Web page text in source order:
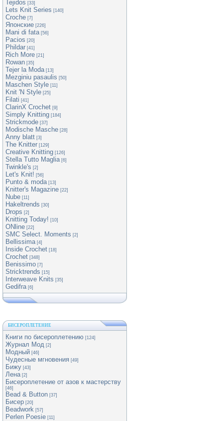
Tejidos [33]
Lets Knit Series [140]
Croche [7]
Японские [226]
Mani di fata [56]
Pacios [20]
Phildar [41]
Rich More [21]
Rowan [35]
Tejer la Moda [13]
Mezginiu pasaulis [50]
Maschen Style [11]
Knit 'N Style [25]
Filati [41]
ClarinX Crochet [9]
Simply Knitting [184]
Strickmode [37]
Modische Masche [28]
Anny blatt [3]
The Knitter [129]
Creative Knitting [126]
Stella Tutto Maglia [6]
Twinkle's [2]
Let's Knit! [56]
Punto & moda [13]
Knitter's Magazine [22]
Nube [11]
Hakeltrends [30]
Drops [2]
Knitting Today! [10]
ONline [22]
SMC Select. Moments [2]
Bellissima [4]
Inside Crochet [18]
Crochet [348]
Benissimo [7]
Stricktrends [15]
Interweave Knits [35]
Gedifra [6]
БИСЕРОПЛЕТЕНИЕ
Книги по бисероплетению [124]
Журнал Мод [2]
Модный [46]
Чудесные мгновения [49]
Бижу [43]
Лена [2]
Бисероплетение от азов к мастерству
[46]
Bead & Button [37]
Бисер [20]
Beadwork [57]
Perlen Poesie [11]